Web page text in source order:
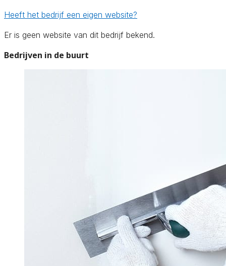
Heeft het bedrijf een eigen website?
Er is geen website van dit bedrijf bekend.
Bedrijven in de buurt